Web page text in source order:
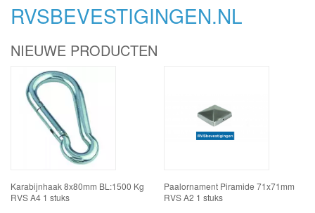
RVSBEVESTIGINGEN.NL
NIEUWE PRODUCTEN
Karabijnhaak 8x80mm BL:1500 Kg
RVS A4 1 stuks
Paalornament Piramide 71x71mm
RVS A2 1 stuks